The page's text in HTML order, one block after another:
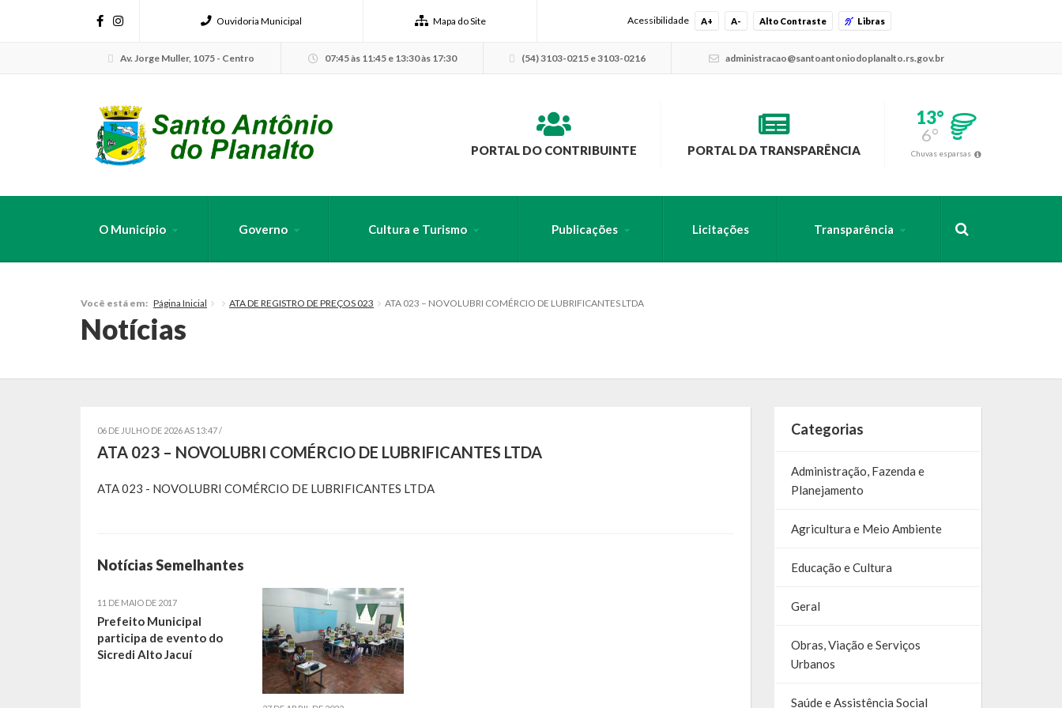
Ouvidoria Municipal Mapa do Site Acessibilidade A+ A- Alto Contraste Libras
Av. Jorge Muller, 1075 - Centro 07:45 às 11:45 e 13:30 às 17:30 (54) 3103-0215 e 3103-0216 administracao@santoantoniodoplanalto.rs.gov.br
PORTAL DO CONTRIBUINTE PORTAL DA TRANSPARÊNCIA
13°
6°
Chuvas esparsas
O Município Governo Cultura e Turismo Publicações Licitações Transparência
Você está em: Página Inicial ATA DE REGISTRO DE PREÇOS 023 ATA 023 – NOVOLUBRI COMÉRCIO DE LUBRIFICANTES LTDA
Notícias
06 DE JULHO DE 2026 AS 13:47 /
ATA 023 – NOVOLUBRI COMÉRCIO DE LUBRIFICANTES LTDA
ATA 023 - NOVOLUBRI COMÉRCIO DE LUBRIFICANTES LTDA
Notícias Semelhantes
11 DE MAIO DE 2017
Prefeito Municipal
participa de evento do
Sicredi Alto Jacuí
Categorias
Administração, Fazenda e
Planejamento
Agricultura e Meio Ambiente
Educação e Cultura
Geral
Obras, Viação e Serviços
Urbanos
Saúde e Assistência Social